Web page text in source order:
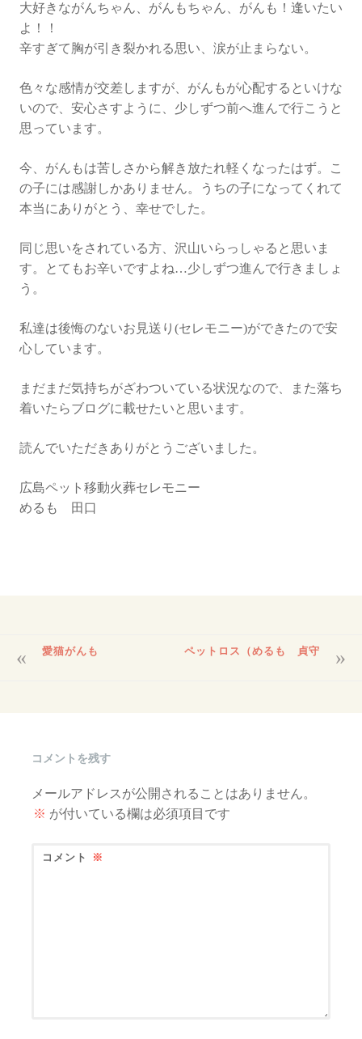
大好きながんちゃん、がんもちゃん、がんも！逢いたい
よ！！
辛すぎて胸が引き裂かれる思い、涙が止まらない。
色々な感情が交差しますが、がんもが心配するといけな
いので、安心さすように、少しずつ前へ進んで行こうと
思っています。
今、がんもは苦しさから解き放たれ軽くなったはず。こ
の子には感謝しかありません。うちの子になってくれて
本当にありがとう、幸せでした。
同じ思いをされている方、沢山いらっしゃると思いま
す。とてもお辛いですよね…少しずつ進んで行きましょ
う。
私達は後悔のないお見送り(セレモニー)ができたので安
心しています。
まだまだ気持ちがざわついている状況なので、また落ち
着いたらブログに載せたいと思います。
読んでいただきありがとうございました。
広島ペット移動火葬セレモニー
めるも 田口
稿
愛猫がんも ペットロス（めるも 貞守
コメントを残す
メールアドレスが公開されることはありません。
※ が付いている欄は必須項目です
コメント ※